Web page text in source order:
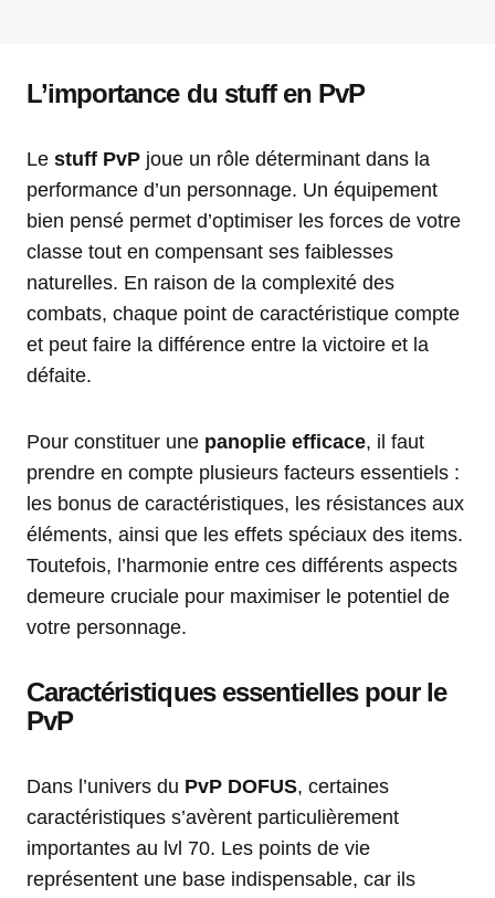
L’importance du stuff en PvP
Le stuff PvP joue un rôle déterminant dans la
performance d’un personnage. Un équipement
bien pensé permet d’optimiser les forces de votre
classe tout en compensant ses faiblesses
naturelles. En raison de la complexité des
combats, chaque point de caractéristique compte
et peut faire la différence entre la victoire et la
défaite.
Pour constituer une panoplie efficace, il faut
prendre en compte plusieurs facteurs essentiels :
les bonus de caractéristiques, les résistances aux
éléments, ainsi que les effets spéciaux des items.
Toutefois, l’harmonie entre ces différents aspects
demeure cruciale pour maximiser le potentiel de
votre personnage.
Caractéristiques essentielles pour le
PvP
Dans l’univers du PvP DOFUS, certaines
caractéristiques s’avèrent particulièrement
importantes au lvl 70. Les points de vie
représentent une base indispensable, car ils